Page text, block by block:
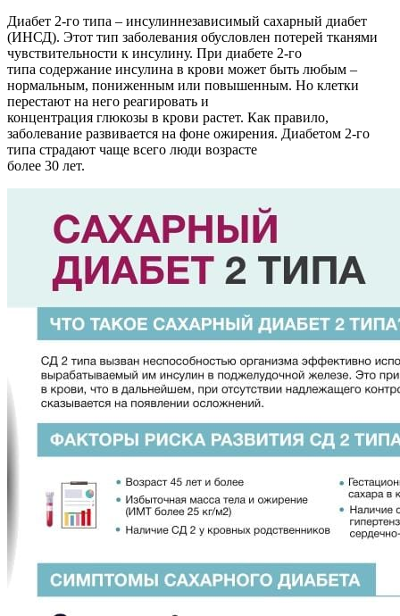
Диабет 2-го типа – инсулиннезависимый сахарный диабет
(ИНСД). Этот тип заболевания обусловлен потерей тканями
чувствительности к инсулину. При диабете 2-го
типа содержание инсулина в крови может быть любым –
нормальным, пониженным или повышенным. Но клетки
перестают на него реагировать и
концентрация глюкозы в крови растет. Как правило,
заболевание развивается на фоне ожирения. Диабетом 2-го
типа страдают чаще всего люди возрасте
более 30 лет.